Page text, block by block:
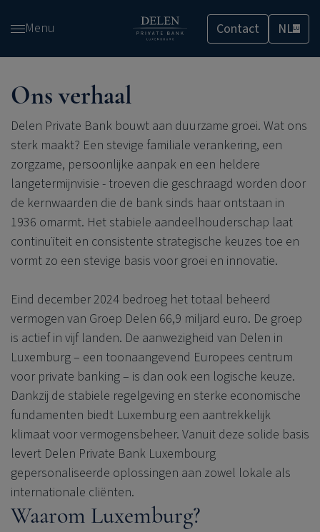
en
inhoud
gaan
Menu Contact NLLU
Ons verhaal
Delen Private Bank bouwt aan duurzame groei. Wat ons
sterk maakt? Een stevige familiale verankering, een
zorgzame, persoonlijke aanpak en een heldere
langetermijnvisie - troeven die geschraagd worden door
de kernwaarden die de bank sinds haar ontstaan in
1936 omarmt. Het stabiele aandeelhouderschap laat
continuïteit en consistente strategische keuzes toe en
vormt zo een stevige basis voor groei en innovatie.
Eind december 2024 bedroeg het totaal beheerd
vermogen van Groep Delen 66,9 miljard euro. De groep
is actief in vijf landen. De aanwezigheid van Delen in
Luxemburg – een toonaangevend Europees centrum
voor private banking – is dan ook een logische keuze.
Dankzij de stabiele regelgeving en sterke economische
fundamenten biedt Luxemburg een aantrekkelijk
klimaat voor vermogensbeheer. Vanuit deze solide basis
levert Delen Private Bank Luxembourg
gepersonaliseerde oplossingen aan zowel lokale als
internationale cliënten.
Waarom Luxemburg?